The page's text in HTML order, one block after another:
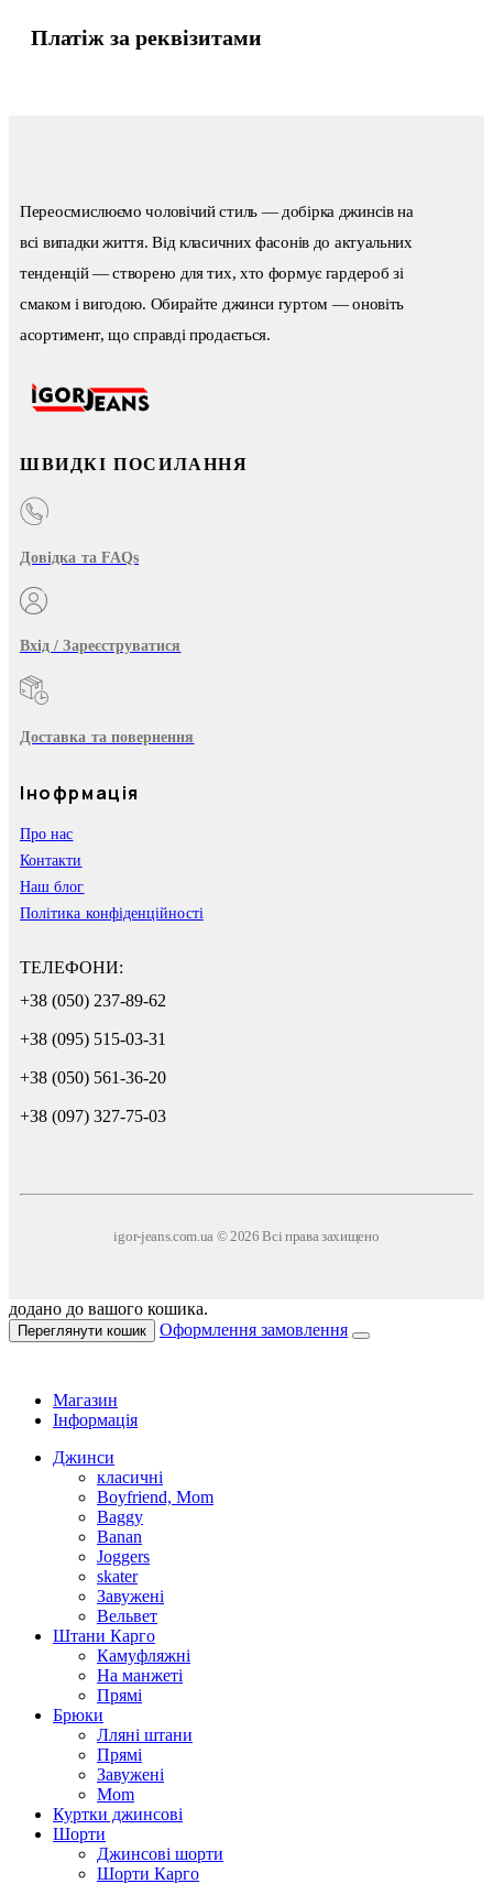
Платіж за реквізитами
Переосмислюємо чоловічий стиль — добірка джинсів на
всі випадки життя. Від класичних фасонів до актуальних
тенденцій — створено для тих, хто формує гардероб зі
смаком і вигодою. Обирайте джинси гуртом — оновіть
асортимент, що справді продається.
ШВИДКІ ПОСИЛАННЯ
Довідка та FAQs
Вхід / Зареєструватися
Доставка та повернення
Інофрмація
Про нас
Контакти
Наш блог
Політика конфіденційності
ТЕЛЕФОНИ:
+38 (050) 237-89-62
+38 (095) 515-03-31
+38 (050) 561-36-20
+38 (097) 327-75-03
igor-jeans.com.ua © 2026 Всі права захищено
додано до вашого кошика.
Переглянути кошик Оформлення замовлення
Магазин
Інформація
Джинси
класичні
Boyfriend, Mom
Baggy
Banan
Joggers
skater
Завужені
Вельвет
Штани Карго
Камуфляжні
На манжеті
Прямі
Брюки
Лляні штани
Прямі
Завужені
Mom
Куртки джинсові
Шорти
Джинсові шорти
Шорти Карго